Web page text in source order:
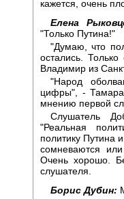
кажется, очень
Елена
"Только Путина!"
"Думаю, что
остались.
Владимир из
"Народ
цифры", - Тамара
мнению первой
Слушатель
"Реальная
политику Путина
сомневаются
Очень хорошо.
слушателя.
Борис Дубин: